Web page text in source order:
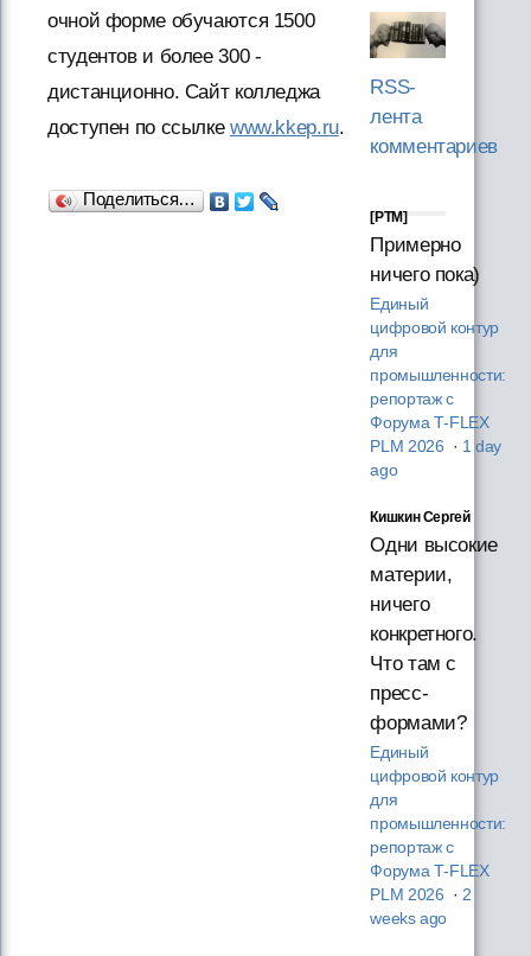
очной форме обучаются 1500
студентов и более 300 -
дистанционно. Сайт колледжа
доступен по ссылке www.kkep.ru.
Поделиться…
RSS-
лента
комментариев
[PTM]
Примерно
ничего пока)
Единый
цифровой контур
для
промышленности:
репортаж с
Форума T‑FLEX
PLM 2026 · 1 day
ago
Кишкин Сергей
Одни высокие
материи,
ничего
конкретного.
Что там с
пресс-
формами?
Единый
цифровой контур
для
промышленности:
репортаж с
Форума T‑FLEX
PLM 2026 · 2
weeks ago